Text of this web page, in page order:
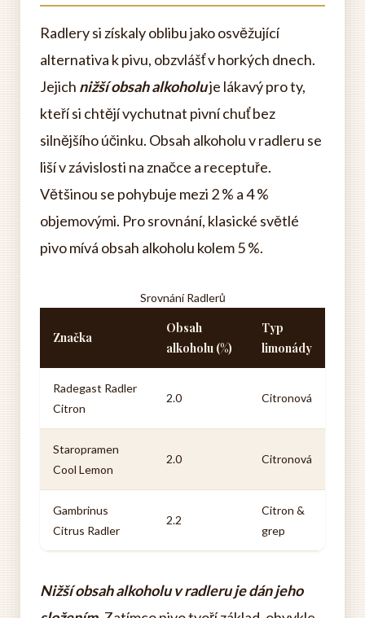
Radlery si získaly oblibu jako osvěžující
alternativa k pivu, obzvlášť v horkých dnech.
Jejich nižší obsah alkoholuje lákavý pro ty,
kteří si chtějí vychutnat pivní chuť bez
silnějšího účinku. Obsah alkoholu v radleru se
liší v závislosti na značce a receptuře.
Většinou se pohybuje mezi 2 % a 4 %
objemovými. Pro srovnání, klasické světlé
pivo mívá obsah alkoholu kolem 5 %.
Srovnání Radlerů
Značka
Obsah
alkoholu (%)
Typ
limonády
Radegast Radler
Citron
2.0 Citronová
Staropramen
Cool Lemon
2.0 Citronová
Gambrinus
Citrus Radler
2.2
Citron &
grep
Nižší obsah alkoholu v radleru je dán jeho